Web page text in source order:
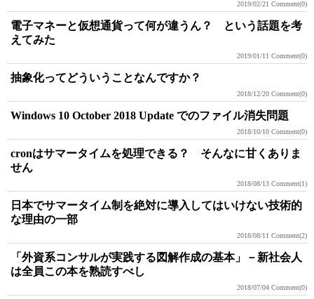
2019/02/21 Comment(0)
電子マネーと仮想通貨って何が違うん？ という話題を考
えてみた
2019/01/11 Comment(0)
抽象化ってどういうことなんですか？
2018/12/20 Comment(0)
Windows 10 October 2018 Update でのファイル消失問題
2018/10/10 Comment(0)
cronはサマータイムを処理できる？ そんなに甘くありま
せん
2018/08/13 Comment(1)
日本でサマータイム制を絶対に導入してはいけない技術的
な理由の一部
2018/08/11 Comment(2)
「外資系コンサルが実践する図解作成の基本」－新社会人
は全員この本を熟読すべし
2018/07/04 Comment(0)